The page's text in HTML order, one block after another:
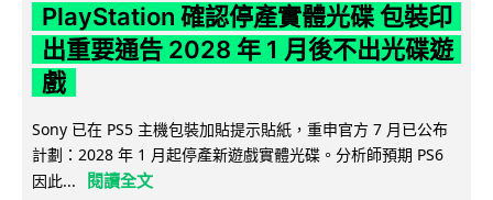
PlayStation 確認停產實體光碟 包裝印
出重要通告 2028 年 1 月後不出光碟遊
戲
Sony 已在 PS5 主機包裝加貼提示貼紙，重申官方 7 月已公布
計劃：2028 年 1 月起停產新遊戲實體光碟。分析師預期 PS6
因此...
閱讀全文